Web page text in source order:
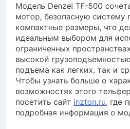
Модель Denzel TF-500
мотор, безопасную систему
компактные размеры, что
идеальным выбором для
ограниченных
высокой
подъема как легких, так и
Чтобы узнать больше о
возможностях этого
посетить сайт inzton.ru, где
подробная информация о